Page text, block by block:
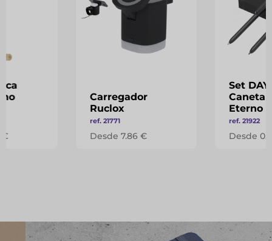
€
Carregador
Ruclox
ref. 21771
Desde 7.86 €
Set
Caneta
Eterno
ref. 21922
Desde